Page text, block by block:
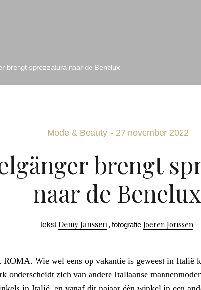
brengt sprezzatura naar de Benelux
Mode & Beauty - 27 november 2022
brengt
naar de Benelux
tekstDemy Janssen, fotografieJoeren Jorissen
Wie wel eens op vakantie is geweest in Italië
onderscheidt zich van andere Italiaanse
in Italië, en vanaf dit najaar één winkel in een